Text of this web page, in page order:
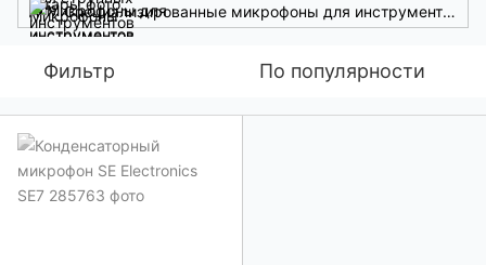
Специализированные микрофоны для инструментов
Фильтр По популярности